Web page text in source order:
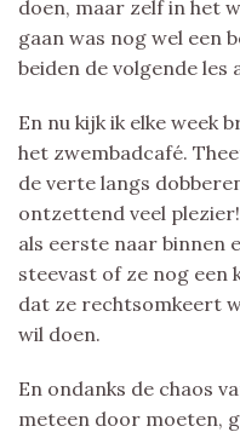
doen, maar zelf in het
gaan was nog wel een
beiden de volgende les
En nu kijk ik elke week
het zwembadcafé.
de verte langs
ontzettend veel
als eerste naar binnen
steevast of ze nog een
dat ze rechtsomkeert
wil doen.
En ondanks de chaos
meteen door moeten,